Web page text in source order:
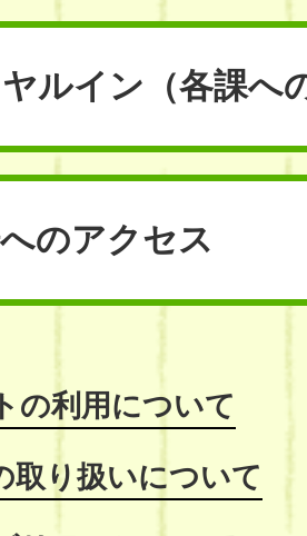
ルイン （各課へ
のアクセス
の利用について
取り扱いについて